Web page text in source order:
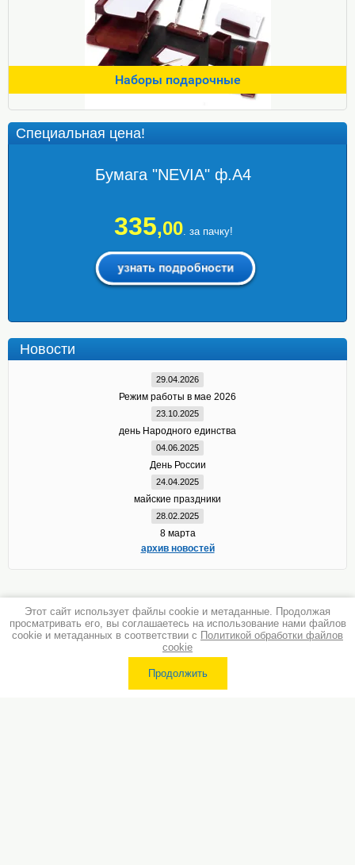
Специальная цена!
Бумага "NEVIA" ф.А4
335,00. за пачку!
Новости
29.04.2026
Режим работы в мае 2026
23.10.2025
день Народного единства
04.06.2025
День России
24.04.2025
майские праздники
28.02.2025
8 марта
архив новостей
Наборы подарочные
Этот сайт использует файлы cookie и метаданные. Продолжая
просматривать его, вы соглашаетесь на использование нами файлов
cookie и метаданных в соответствии с Политикой обработки файлов
cookie
Продолжить